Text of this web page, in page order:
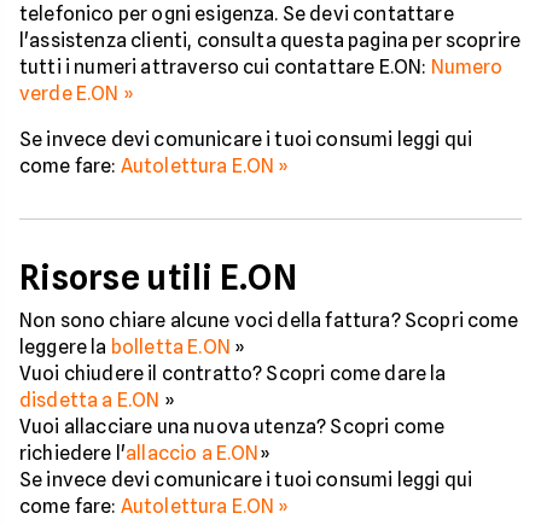
telefonico per ogni esigenza. Se devi contattare
l'assistenza clienti, consulta questa pagina per scoprire
tutti i numeri attraverso cui contattare E.ON: Numero
verde E.ON »
Se invece devi comunicare i tuoi consumi leggi qui
come fare: Autolettura E.ON »
Risorse utili E.ON
Non sono chiare alcune voci della fattura? Scopri come
leggere la bolletta E.ON »
Vuoi chiudere il contratto? Scopri come dare la
disdetta a E.ON »
Vuoi allacciare una nuova utenza? Scopri come
richiedere l'allaccio a E.ON»
Se invece devi comunicare i tuoi consumi leggi qui
come fare: Autolettura E.ON »